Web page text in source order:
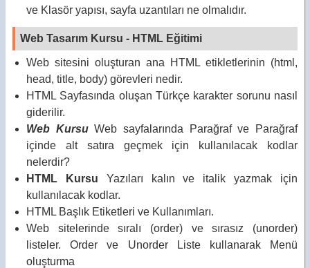
ve Klasör yapısı, sayfa uzantıları ne olmalıdır.
Web Tasarım Kursu - HTML Eğitimi
Web sitesini oluşturan ana HTML etikletlerinin (html,
head, title, body) görevleri nedir.
HTML Sayfasında oluşan Türkçe karakter sorunu nasıl
giderilir.
Web KursuWeb sayfalarında Parağraf ve Parağraf
içinde alt satıra geçmek için kullanılacak kodlar
nelerdir?
HTML Kursu Yazıları kalın ve italik yazmak için
kullanılacak kodlar.
HTML Başlık Etiketleri ve Kullanımları.
Web sitelerinde sıralı (order) ve sırasız (unorder)
listeler. Order ve Unorder Liste kullanarak Menü
oluşturma